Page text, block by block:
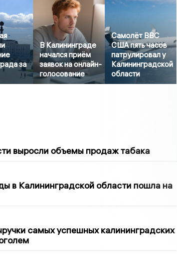
за
В Калининграде
начался приём
заявок на онлайн-
голосование
Самолёт ВВС
США пять часов
патрулировал у
Калининградской
области
выросли объемы продаж табака
в Калининградской области пошла на
самых успешных калининградских